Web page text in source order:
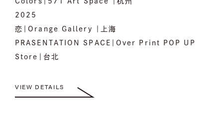
2025
恋｜Orange Gallery ｜上海
PRASENTATION SPACE｜Over Print POP UP
Store｜台北
VIEW DETAILS